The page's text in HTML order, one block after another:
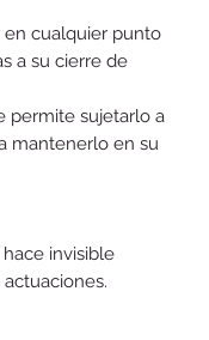
en cualquier punto
a su cierre de
permite sujetarlo a
mantenerlo en su
invisible